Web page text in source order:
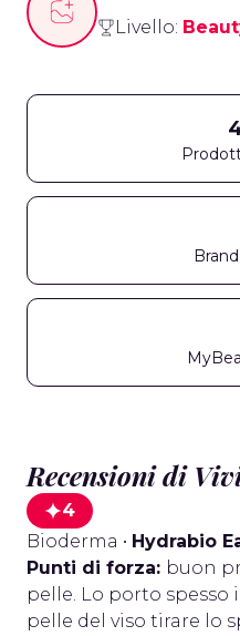
Livello:
Recensioni di
4
Bioderma • Hydrabio
Punti di forza: buon
pelle. Lo porto spesso
pelle del viso tirare lo